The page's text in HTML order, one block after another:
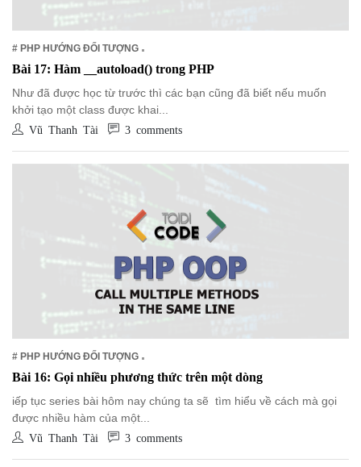
# PHP HƯỚNG ĐỐI TƯỢNG
Bài 17: Hàm __autoload() trong PHP
Như đã được học từ trước thì các bạn cũng đã biết nếu muốn
khởi tạo một class được khai...
Vũ Thanh Tài 3 comments
# PHP HƯỚNG ĐỐI TƯỢNG
Bài 16: Gọi nhiều phương thức trên một dòng
iếp tục series bài hôm nay chúng ta sẽ tìm hiểu về cách mà gọi
được nhiều hàm của một...
Vũ Thanh Tài 3 comments